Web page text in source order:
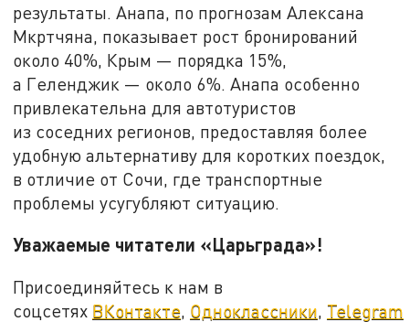
результаты. Анапа, по прогнозам Алексана
Мкртчяна, показывает рост бронирований
около 40%, Крым — порядка 15%,
а Геленджик — около 6%. Анапа особенно
привлекательна для автотуристов
из соседних регионов, предоставляя более
удобную альтернативу для коротких поездок,
в отличие от Сочи, где транспортные
проблемы усугубляют ситуацию.
Уважаемые читатели «Царьграда»!
Присоединяйтесь к нам в
соцсетях ВКонтакте, Одноклассники, Telegram